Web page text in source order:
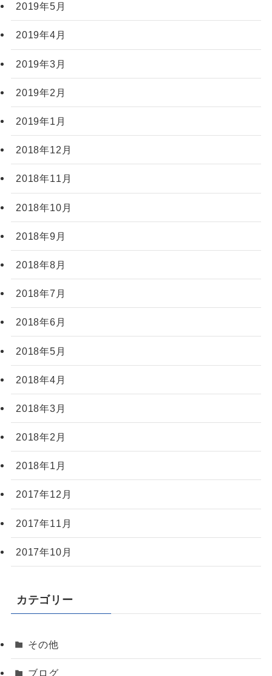
2019年5月
2019年4月
2019年3月
2019年2月
2019年1月
2018年12月
2018年11月
2018年10月
2018年9月
2018年8月
2018年7月
2018年6月
2018年5月
2018年4月
2018年3月
2018年2月
2018年1月
2017年12月
2017年11月
2017年10月
カテゴリー
その他
ブログ